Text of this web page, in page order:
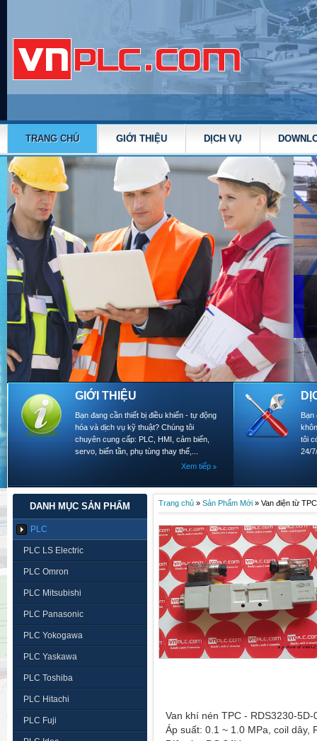
TRANG CHỦ GIỚI THIỆU DỊCH VỤ
GIỚI THIỆU
Bạn đang cần thiết bị điều khiển - tự động
hóa và dịch vụ kỹ thuật? Chúng tôi
chuyên cung cấp: PLC, HMI, cảm biến,
servo, biến tần, phụ tùng thay thế,...
Xem tiếp
Bạn
tôi
24/
DANH MỤC SẢN PHẨM
PLC
PLC LS Electric
PLC Omron
PLC Mitsubishi
PLC Panasonic
PLC Yokogawa
PLC Yaskawa
PLC Toshiba
PLC Hitachi
PLC Fuji
Trang chủ » Sản Phẩm Mới » Van điện từ
Van khí nén TPC - RDS3230-
Áp suất: 0.1 ~ 1.0 MPa, coil dây,